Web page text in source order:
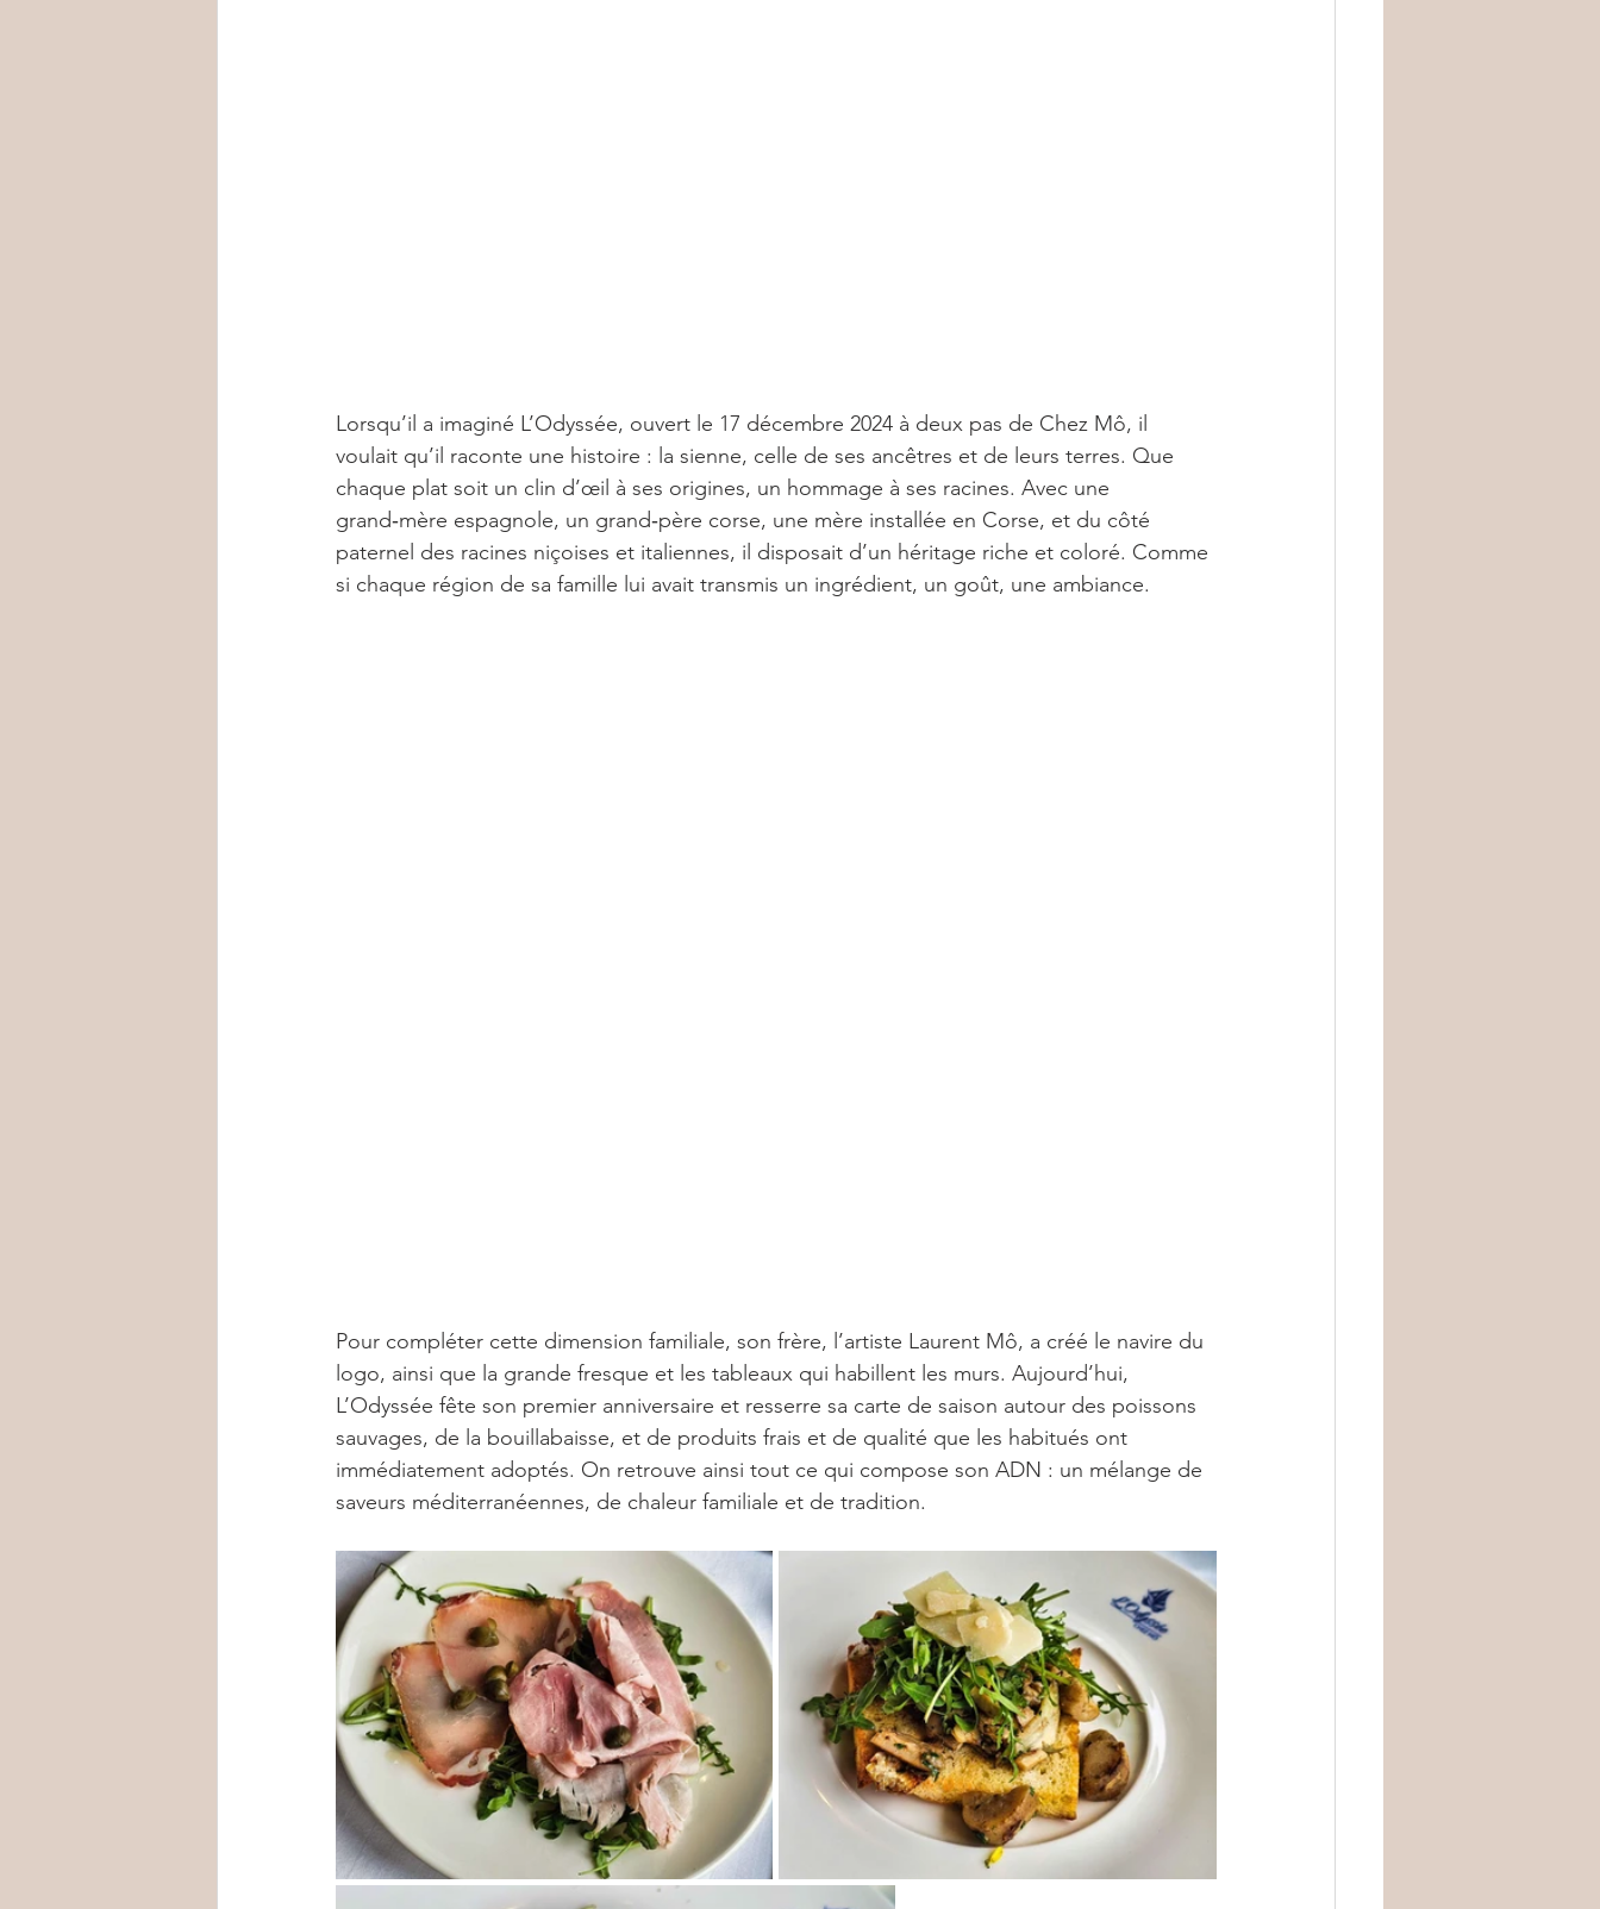
Lorsqu’il a imaginé L’Odyssée, ouvert le 17 décembre 2024 à deux pas de Chez Mô, il
voulait qu’il raconte une histoire : la sienne, celle de ses ancêtres et de leurs terres. Que
chaque plat soit un clin d’œil à ses origines, un hommage à ses racines. Avec une
grand‑mère espagnole, un grand‑père corse, une mère installée en Corse, et du côté
paternel des racines niçoises et italiennes, il disposait d’un héritage riche et coloré. Comme
si chaque région de sa famille lui avait transmis un ingrédient, un goût, une ambiance.
Pour compléter cette dimension familiale, son frère, l’artiste Laurent Mô, a créé le navire du
logo, ainsi que la grande fresque et les tableaux qui habillent les murs. Aujourd’hui,
L’Odyssée fête son premier anniversaire et resserre sa carte de saison autour des poissons
sauvages, de la bouillabaisse, et de produits frais et de qualité que les habitués ont
immédiatement adoptés. On retrouve ainsi tout ce qui compose son ADN : un mélange de
saveurs méditerranéennes, de chaleur familiale et de tradition.